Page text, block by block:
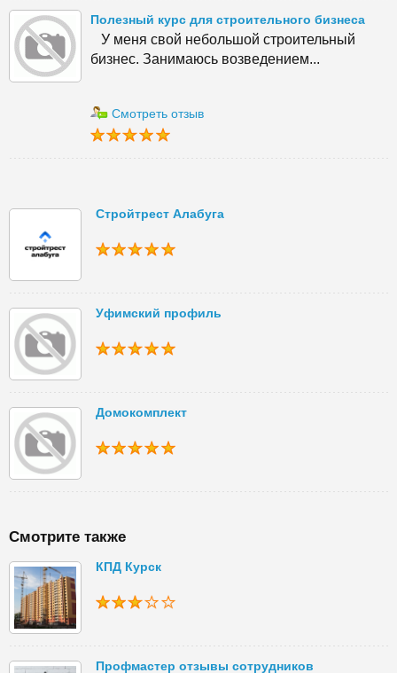
Полезный курс для строительного бизнеса
У меня свой небольшой строительный
бизнес. Занимаюсь возведением...
Смотреть отзыв
Стройтрест Алабуга
Уфимский профиль
Домокомплект
Смотрите также
КПД Курск
Профмастер отзывы сотрудников